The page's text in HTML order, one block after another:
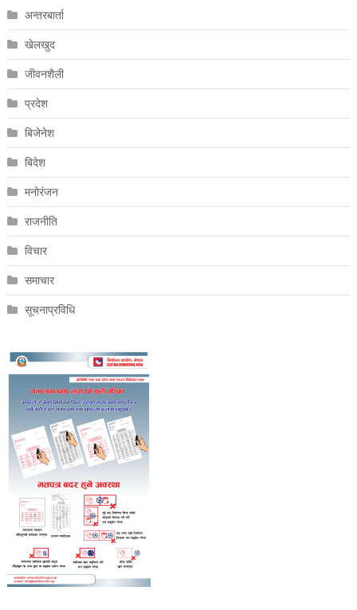
अन्तरबार्ता
खेलखुद
जीवनशैली
प्रदेश
बिजेनेश
बिदेश
मनोरंजन
राजनीति
विचार
समाचार
सूचनाप्रविधि